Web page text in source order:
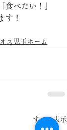
食べたい！」
す！
ス児玉ホーム
すべて表示